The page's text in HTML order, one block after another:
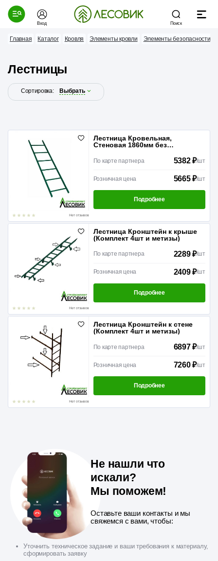
Вход Поиск
Главная Каталог Кровля Элементы кровли Элементы безопасности
Лестницы
Сортировка: Выбрать
Нет отзывов
Лестница Кровельная,
Стеновая 1860мм без
По карте партнера 5382 ₽/шт
Розничная цена 5665 ₽/шт
Подробнее
Нет отзывов
Лестница Кронштейн к крыше
(Комплект 4шт и метизы)
По карте партнера 2289 ₽/шт
Розничная цена 2409 ₽/шт
Подробнее
Нет отзывов
Лестница Кронштейн к стене
(Комплект 4шт и метизы)
По карте партнера 6897 ₽/шт
Розничная цена 7260 ₽/шт
Подробнее
Не нашли что
искали?
Мы поможем!
Оставьте ваши контакты и мы
свяжемся с вами, чтобы:
Уточнить техническое задание и ваши требования к материалу,
сформировать заявку